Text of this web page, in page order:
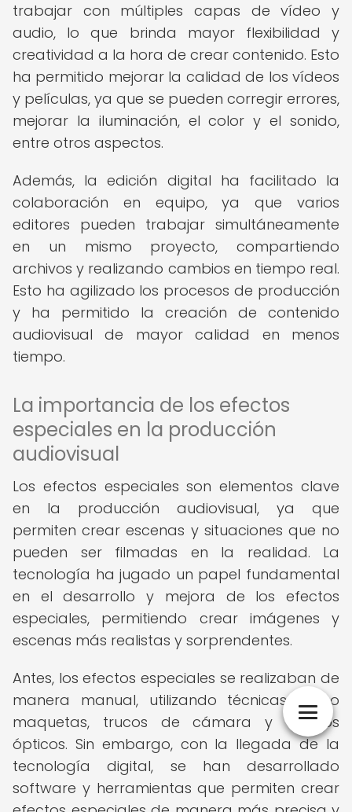
trabajar con múltiples capas de vídeo y
audio, lo que brinda mayor flexibilidad y
creatividad a la hora de crear contenido. Esto
ha permitido mejorar la calidad de los vídeos
y películas, ya que se pueden corregir errores,
mejorar la iluminación, el color y el sonido,
entre otros aspectos.
Además, la edición digital ha facilitado la
colaboración en equipo, ya que varios
editores pueden trabajar simultáneamente
en un mismo proyecto, compartiendo
archivos y realizando cambios en tiempo real.
Esto ha agilizado los procesos de producción
y ha permitido la creación de contenido
audiovisual de mayor calidad en menos
tiempo.
La importancia de los efectos
especiales en la producción
audiovisual
Los efectos especiales son elementos clave
en la producción audiovisual, ya que
permiten crear escenas y situaciones que no
pueden ser filmadas en la realidad. La
tecnología ha jugado un papel fundamental
en el desarrollo y mejora de los efectos
especiales, permitiendo crear imágenes y
escenas más realistas y sorprendentes.
Antes, los efectos especiales se realizaban de
manera manual, utilizando técnicas como
maquetas, trucos de cámara y efectos
ópticos. Sin embargo, con la llegada de la
tecnología digital, se han desarrollado
software y herramientas que permiten crear